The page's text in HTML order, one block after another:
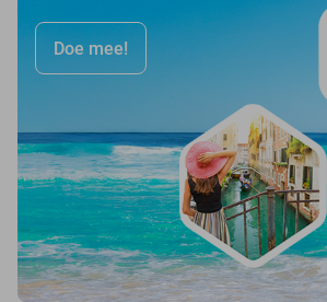
Doe mee!